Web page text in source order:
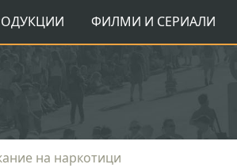
ФИЛМИ И СЕРИАЛИ
на наркотици